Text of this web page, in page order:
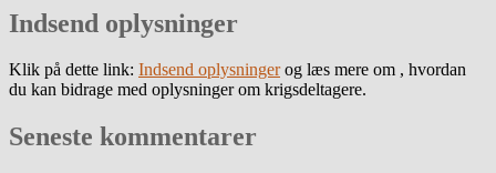
Indsend oplysninger
Klik på dette link: Indsend oplysningerog læs mere om , hvordan
du kan bidrage med oplysninger om krigsdeltagere.
Seneste kommentarer